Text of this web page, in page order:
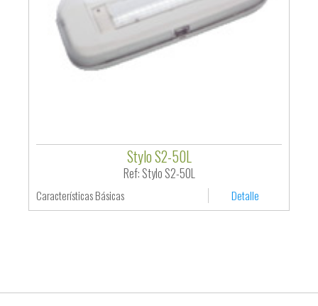
Stylo S2-50L
Ref: Stylo S2-50L
Características Básicas Detalle